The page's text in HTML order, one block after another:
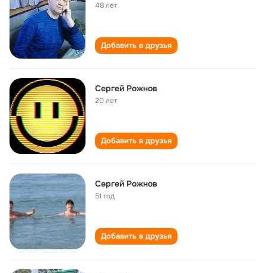
48 лет
Добавить в друзья
Сергей Рожнов
20 лет
Добавить в друзья
Сергей Рожнов
51 год
Добавить в друзья